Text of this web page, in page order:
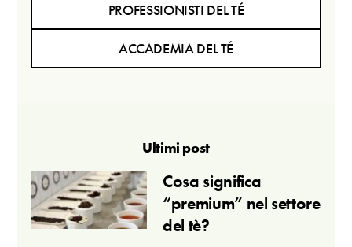
PROFESSIONISTI DEL TÉ
ACCADEMIA DEL TÉ
Ultimi post
Cosa significa
“premium” nel settore
del tè?